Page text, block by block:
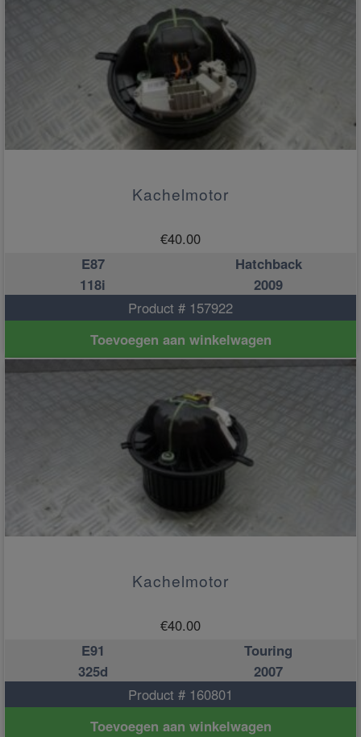
Kachelmotor
€40.00
E87
Hatchback
118i
2009
Product # 157922
Toevoegen aan winkelwagen
Kachelmotor
€40.00
E91
Touring
325d
2007
Product # 160801
Toevoegen aan winkelwagen